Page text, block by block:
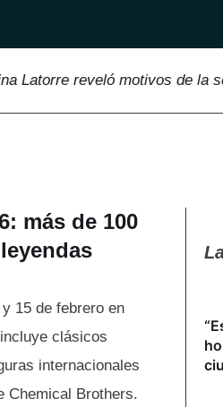
reveló motivos de la
más de 100
15 de febrero en
clásicos
internacionales
Chemical Brothers.